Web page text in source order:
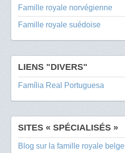
Famille royale norvégienne
Famille royale suédoise
LIENS "DIVERS"
Família Real Portuguesa
SITES « SPÉCIALISÉS »
Blog sur la famille royale belge